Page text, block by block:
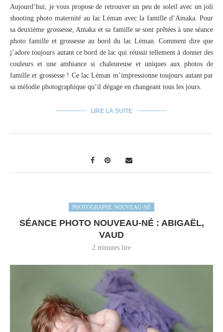
Aujourd’hui, je vous propose de retrouver un peu de soleil avec un joli
shooting photo maternité au lac Léman avec la famille d’Amaka. Pour
sa deuxième grossesse, Amaka et sa famille se sont prêtées à une séance
photo famille et grossesse au bord du lac Léman. Comment dire que
j’adore toujours autant ce bord de lac qui réussit tellement à donner des
couleurs et une ambiance si chaleureuse et uniques aux photos de
famille et grossesse ! Ce lac Léman m’impressionne toujours autant par
sa mélodie photographique qu’il dégage en changeant tous les jours.
LIRE LA SUITE
PHOTOGRAPHE NOUVEAU-NÉ
SÉANCE PHOTO NOUVEAU-NÉ : ABIGAËL,
VAUD
2 minutes lire